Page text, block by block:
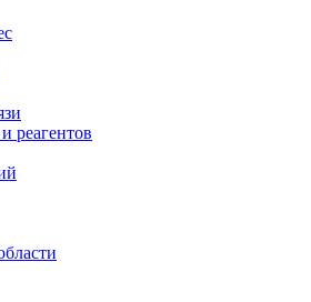
реагентов